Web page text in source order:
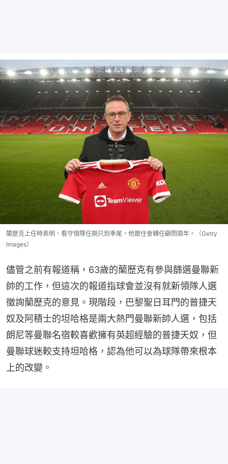
蘭歷克上任時表明，看守領隊任期只到季尾，他跟住會轉任顧問兩年。（Getty
Images）
儘管之前有報道稱，63歲的蘭歷克有參與篩選曼聯新
帥的工作，但這次的報道指球會並沒有就新領隊人選
徵詢蘭歷克的意見。現階段，巴黎聖日耳門的普捷天
奴及阿積士的坦哈格是兩大熱門曼聯新帥人選，包括
朗尼等曼聯名宿較喜歡擁有英超經驗的普捷天奴，但
曼聯球迷較支持坦哈格，認為他可以為球隊帶來根本
上的改變。